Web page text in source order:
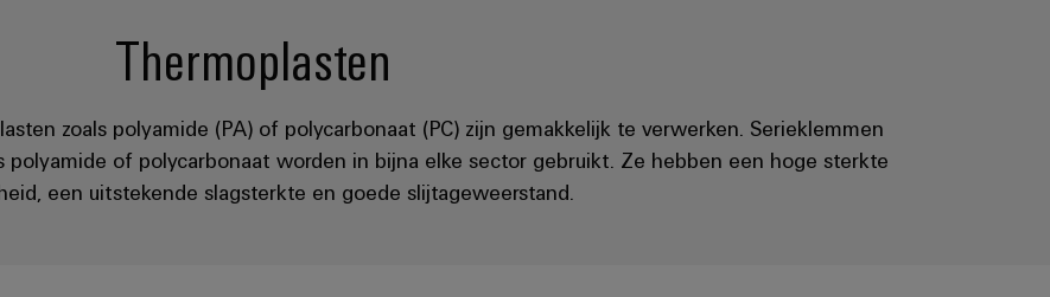
Thermoplasten
zoals polyamide (PA) of polycarbonaat (PC) zijn gemakkelijk te verwerken. Serieklemmen
polyamide of polycarbonaat worden in bijna elke sector gebruikt. Ze hebben een hoge sterkte
een uitstekende slagsterkte en goede slijtageweerstand.